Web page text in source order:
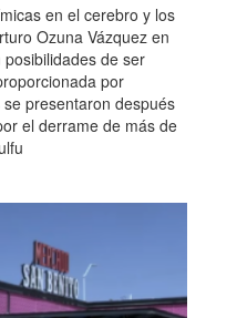
en el cerebro y los
Ozuna Vázquez en
de ser
por
presentaron después
el derrame de más de